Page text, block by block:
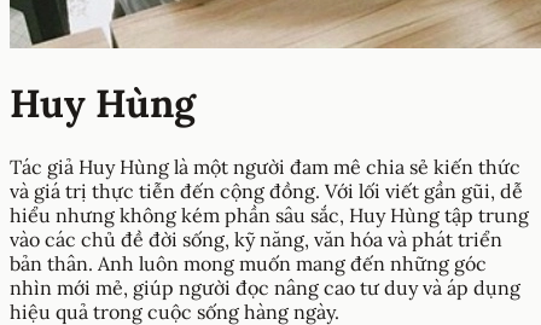
Huy Hùng
Tác giả Huy Hùng là một người đam mê chia sẻ kiến thức
và giá trị thực tiễn đến cộng đồng. Với lối viết gần gũi, dễ
hiểu nhưng không kém phần sâu sắc, Huy Hùng tập trung
vào các chủ đề đời sống, kỹ năng, văn hóa và phát triển
bản thân. Anh luôn mong muốn mang đến những góc
nhìn mới mẻ, giúp người đọc nâng cao tư duy và áp dụng
hiệu quả trong cuộc sống hàng ngày.